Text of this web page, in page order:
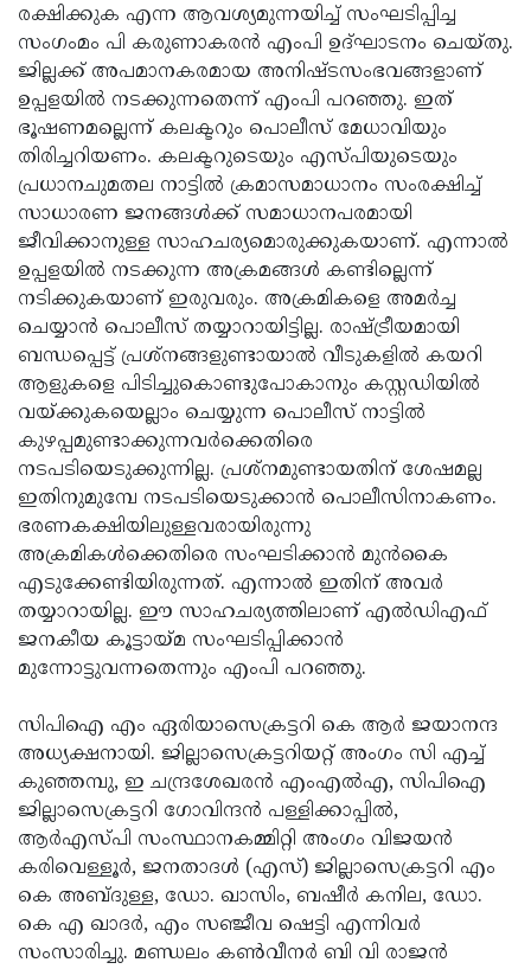
Al-
Fitr
2025
Waqf
Bill
Controversy
Vishu
Festival
2025
Good
Friday
Observance
2025
Easter
Sunday
2025
By-
Election
Updates
Bihar
Assembly
Polls
Kerala
Local
Body
Election
Look
Back
2025
രക്ഷിക്കുക എന്ന ആവശ്യമുന്നയിച്ച് സംഘടിപ്പിച്ച
സംഗംമം പി കരുണാകരന്‍ എംപി ഉദ്ഘാടനം ചെയ്തു.
ജില്ലക്ക് അപമാനകരമായ അനിഷ്ടസംഭവങ്ങളാണ്
ഉപ്പളയില്‍ നടക്കുന്നതെന്ന് എംപി പറഞ്ഞു. ഇത്
ഭൂഷണമല്ലെന്ന് കലക്ടറും പൊലീസ് മേധാവിയും
തിരിച്ചറിയണം. കലക്ടറുടെയും എസ്പിയുടെയും
പ്രധാനചുമതല നാട്ടില്‍ ക്രമാസമാധാനം സംരക്ഷിച്ച്
സാധാരണ ജനങ്ങള്‍ക്ക് സമാധാനപരമായി
ജീവിക്കാനുള്ള സാഹചര്യമൊരുക്കുകയാണ്. എന്നാല്‍
ഉപ്പളയില്‍ നടക്കുന്ന അക്രമങ്ങള്‍ കണ്ടില്ലെന്ന്
നടിക്കുകയാണ് ഇരുവരും. അക്രമികളെ അമര്‍ച്ച
ചെയ്യാന്‍ പൊലീസ് തയ്യാറായിട്ടില്ല. രാഷ്ട്രീയമായി
ബന്ധപ്പെട്ട് പ്രശ്‌നങ്ങളുണ്ടായാല്‍ വീടുകളില്‍ കയറി
ആളുകളെ പിടിച്ചുകൊണ്ടുപോകാനും കസ്റ്റഡിയില്‍
വയ്ക്കുകയെല്ലാം ചെയ്യുന്ന പൊലീസ് നാട്ടില്‍
കുഴപ്പമുണ്ടാക്കുന്നവര്‍ക്കെതിരെ
നടപടിയെടുക്കുന്നില്ല. പ്രശ്‌നമുണ്ടായതിന് ശേഷമല്ല
ഇതിനുമുമ്പേ നടപടിയെടുക്കാന്‍ പൊലീസിനാകണം.
ഭരണകക്ഷിയിലുള്ളവരായിരുന്നു
അക്രമികള്‍ക്കെതിരെ സംഘടിക്കാന്‍ മുന്‍കൈ
എടുക്കേണ്ടിയിരുന്നത്. എന്നാല്‍ ഇതിന് അവര്‍
തയ്യാറായില്ല. ഈ സാഹചര്യത്തിലാണ് എല്‍ഡിഎഫ്
ജനകീയ കൂട്ടായ്മ സംഘടിപ്പിക്കാന്‍
മുന്നോട്ടുവന്നതെന്നും എംപി പറഞ്ഞു.
സിപിഐ എം ഏരിയാസെക്രട്ടറി കെ ആര്‍ ജയാനന്ദ
അധ്യക്ഷനായി. ജില്ലാസെക്രട്ടറിയറ്റ് അംഗം സി എച്ച്
കുഞ്ഞമ്പു, ഇ ചന്ദ്രശേഖരന്‍ എംഎല്‍എ, സിപിഐ
ജില്ലാസെക്രട്ടറി ഗോവിന്ദന്‍ പള്ളിക്കാപ്പില്‍,
ആര്‍എസ്പി സംസ്ഥാനകമ്മിറ്റി അംഗം വിജയന്‍
കരിവെള്ളൂര്‍, ജനതാദള്‍ (എസ്) ജില്ലാസെക്രട്ടറി എം
കെ അബ്ദുള്ള, ഡോ. ഖാസിം, ബഷീര്‍ കനില, ഡോ.
കെ എ ഖാദര്‍, എം സഞ്ജീവ ഷെട്ടി എന്നിവര്‍
സംസാരിച്ചു. മണ്ഡലം കണ്‍വീനര്‍ ബി വി രാജന്‍